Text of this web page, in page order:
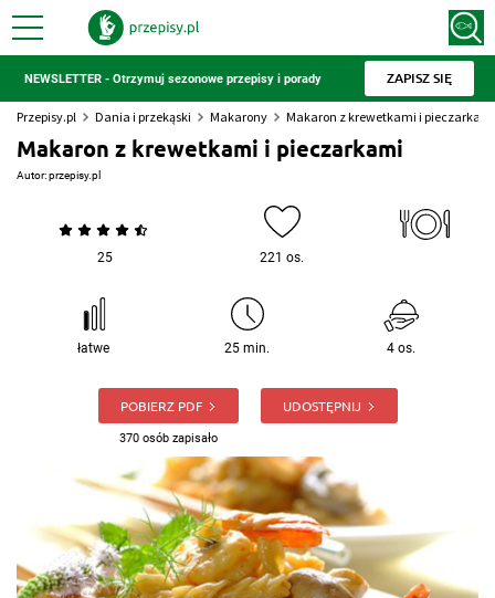
NEWSLETTER - Otrzymuj sezonowe przepisy i porady ZAPISZ SIĘ
Przepisy.pl Dania i przekąski Makarony Makaron z krewetkami i pieczarkami
Makaron z krewetkami i pieczarkami
Autor:przepisy.pl
25 221 os.
łatwe 25 min. 4 os.
POBIERZ PDF
370 osób zapisało
UDOSTĘPNIJ